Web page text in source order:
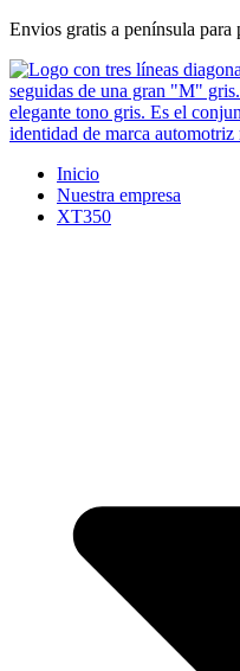
Ir
contenido
Envios gratis a península para
Inicio
Nuestra empresa
XT350